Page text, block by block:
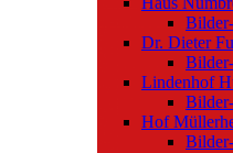
Dr. Dieter
Lindenhof
Hof